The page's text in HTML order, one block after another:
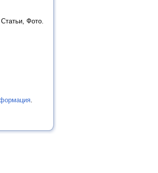
Фото.